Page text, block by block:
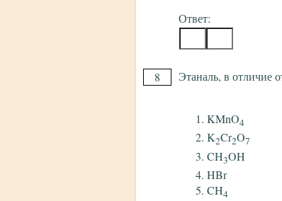
Ответ:
8 Этаналь, в отличие
KMnO4
K2Cr2O7
CH3OH
HBr
CH4